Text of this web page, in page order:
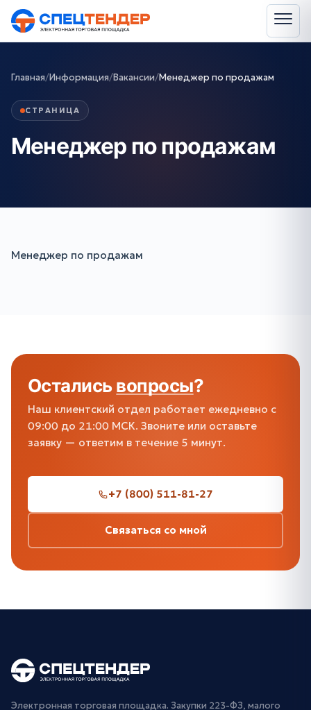
Главная/Информация/Вакансии/Менеджер по продажам
СТРАНИЦА
Менеджер по продажам
Менеджер по продажам
Осталисьвопросы?
Наш клиентский отдел работает ежедневно с
09:00 до 21:00 МСК. Звоните или оставьте
заявку — ответим в течение 5 минут.
+7 (800) 511-81-27
Связаться со мной
Электронная торговая площадка. Закупки 223-ФЗ, малого